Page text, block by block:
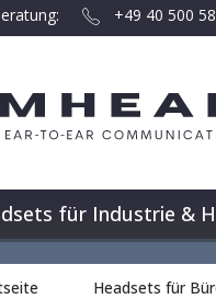
+49 40 500
für Industrie &
Headsets für